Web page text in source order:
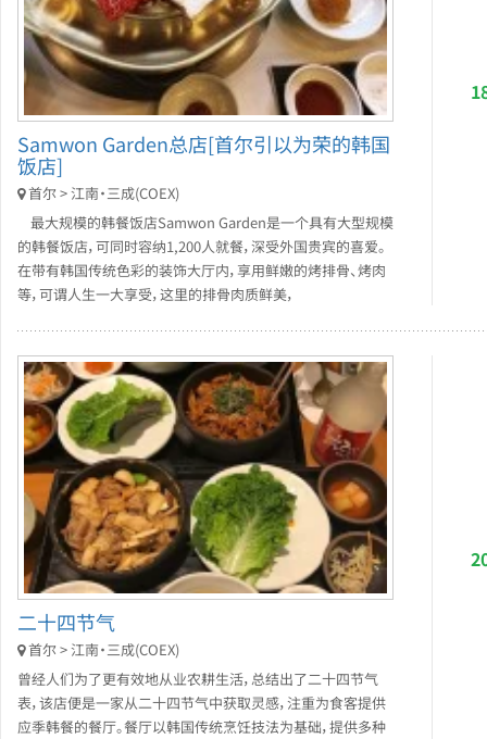
Samwon Garden总店[首尔引以为荣的韩国
饭店]
首尔 > 江南・三成(COEX)
最大规模的韩餐饭店Samwon Garden是一个具有大型规模
的韩餐饭店，可同时容纳1,200人就餐，深受外国贵宾的喜爱。
在带有韩国传统色彩的装饰大厅内，享用鲜嫩的烤排骨、烤肉
等，可谓人生一大享受，这里的排骨肉质鲜美，
二十四节气
首尔 > 江南・三成(COEX)
曾经人们为了更有效地从业农耕生活，总结出了二十四节气
表，该店便是一家从二十四节气中获取灵感，注重为食客提供
应季韩餐的餐厅。餐厅以韩国传统烹饪技法为基础，提供多种